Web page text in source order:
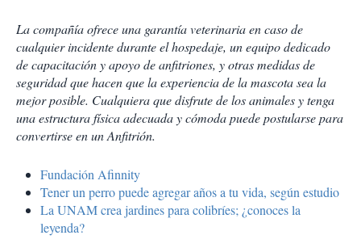
La compañía ofrece una garantía veterinaria en caso de
cualquier incidente durante el hospedaje, un equipo dedicado
de capacitación y apoyo de anfitriones, y otras medidas de
seguridad que hacen que la experiencia de la mascota sea la
mejor posible. Cualquiera que disfrute de los animales y tenga
una estructura física adecuada y cómoda puede postularse para
convertirse en un Anfitrión.
Fundación Afinnity
Tener un perro puede agregar años a tu vida, según estudio
La UNAM crea jardines para colibríes; ¿conoces la
leyenda?